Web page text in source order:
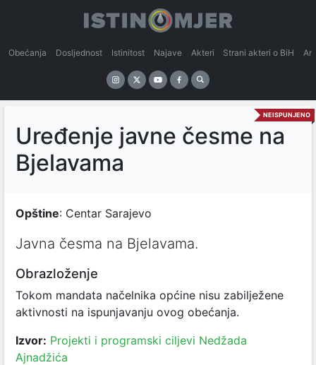
Obećanja Dosljednost Istinitost Najave Akteri Strani akteri o BiH
NEISPUNJENO
Uređenje javne česme na
Bjelavama
Opštine: Centar Sarajevo
Javna česma na Bjelavama.
Obrazloženje
Tokom mandata načelnika općine nisu zabilježene
aktivnosti na ispunjavanju ovog obećanja.
Izvor: Projekti i programski ciljevi Nedžada
Ajnadžića